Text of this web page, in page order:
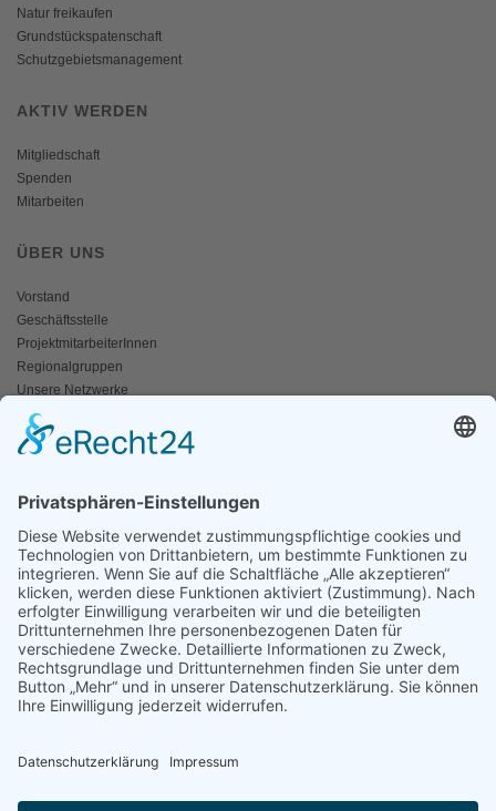
Natur freikaufen
Grundstückspatenschaft
Schutzgebietsmanagement
AKTIV WERDEN
Mitgliedschaft
Spenden
Mitarbeiten
ÜBER UNS
Vorstand
Geschäftsstelle
ProjektmitarbeiterInnen
Regionalgruppen
Unsere Netzwerke
Historisches
Impressum/Kontakt
Naturschutz bunt
Broschüren und Folder
Presseaussendungen
Newsletter
Fotos und Videos
ANWALT DER NATUR
Erneuerbare Energien